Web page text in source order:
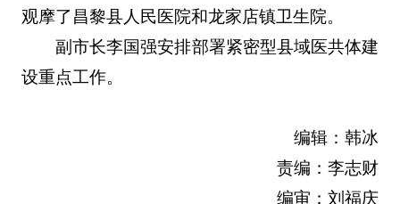
观摩了昌黎县人民医院和龙家店镇卫生院。
副市长李国强安排部署紧密型县域医共体建
设重点工作。
编辑：韩冰
责编：李志财
编审：刘福庆